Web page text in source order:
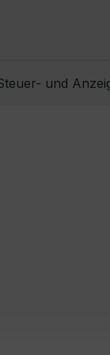
und